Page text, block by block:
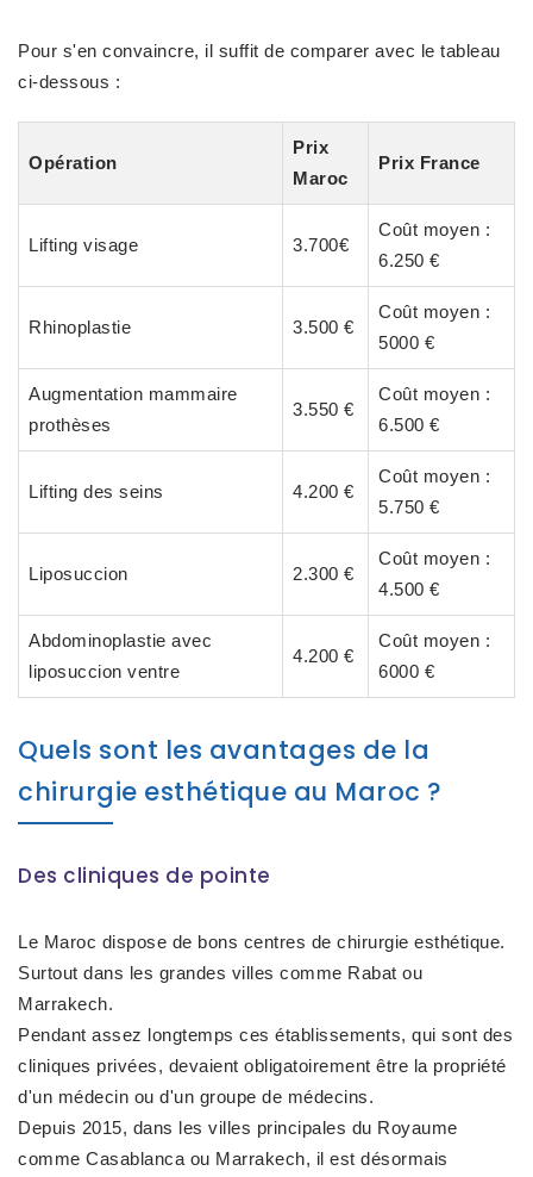
Pour s'en convaincre, il suffit de comparer avec le tableau
ci-dessous :
Opération
Prix
Maroc
Prix France
Lifting visage 3.700€
Coût moyen :
6.250 €
Rhinoplastie 3.500 €
Coût moyen :
5000 €
Augmentation mammaire
prothèses
3.550 €
Coût moyen :
6.500 €
Lifting des seins 4.200 €
Coût moyen :
5.750 €
Liposuccion 2.300 €
Coût moyen :
4.500 €
Abdominoplastie avec
liposuccion ventre
4.200 €
Coût moyen :
6000 €
Quels sont les avantages de la
chirurgie esthétique au Maroc ?
Des cliniques de pointe
Le Maroc dispose de bons centres de chirurgie esthétique.
Surtout dans les grandes villes comme Rabat ou
Marrakech.
Pendant assez longtemps ces établissements, qui sont des
cliniques privées, devaient obligatoirement être la propriété
d'un médecin ou d'un groupe de médecins.
Depuis 2015, dans les villes principales du Royaume
comme Casablanca ou Marrakech, il est désormais